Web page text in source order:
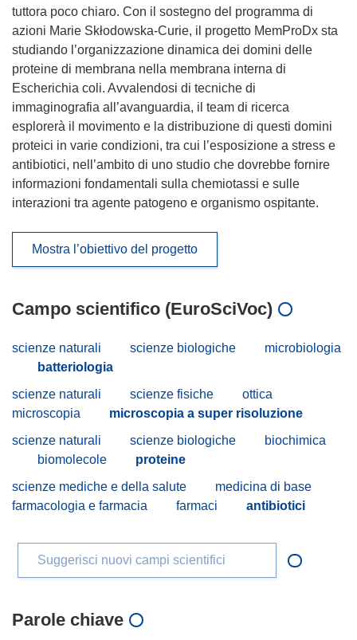
tuttora poco chiaro. Con il sostegno del programma di
azioni Marie Skłodowska-Curie, il progetto MemProDx sta
studiando l’organizzazione dinamica dei domini delle
proteine di membrana nella membrana interna di
Escherichia coli. Avvalendosi di tecniche di
immaginografia all’avanguardia, il team di ricerca
esplorerà il movimento e la distribuzione di questi domini
proteici in varie condizioni, tra cui l’esposizione a stress e
antibiotici, nell’ambito di uno studio che dovrebbe fornire
informazioni fondamentali sulla chemiotassi e sulle
interazioni tra agente patogeno e organismo ospitante.
Mostra l’obiettivo del progetto
Campo scientifico (EuroSciVoc)
scienze naturali scienze biologiche
microbiologia
batteriologia
scienze naturali
scienze fisiche
ottica
microscopia
microscopia a super risoluzione
scienze naturali
scienze biologiche
biochimica
biomolecole
proteine
scienze mediche e della salute
medicina di base
farmacologia e farmacia
farmaci antibiotici
Suggerisci nuovi campi scientifici
Parole chiave